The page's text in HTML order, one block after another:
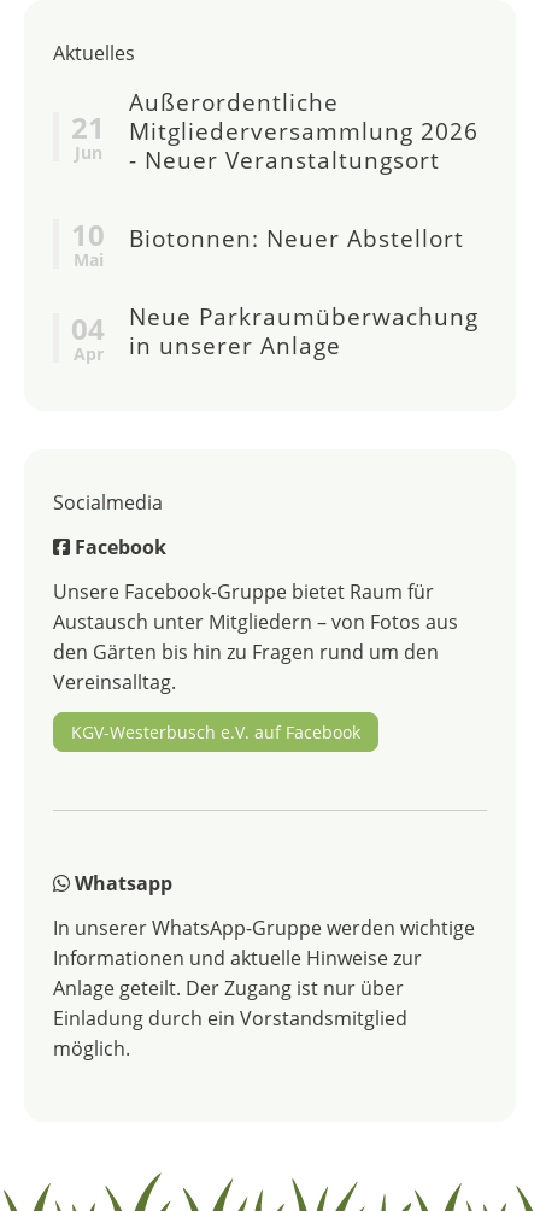
Aktuelles
21
Jun
Außerordentliche
Mitgliederversammlung 2026
- Neuer Veranstaltungsort
10
Mai
Biotonnen: Neuer Abstellort
04
Apr
Neue Parkraumüberwachung
in unserer Anlage
Socialmedia
Facebook
Unsere Facebook-Gruppe bietet Raum für
Austausch unter Mitgliedern – von Fotos aus
den Gärten bis hin zu Fragen rund um den
Vereinsalltag.
KGV-Westerbusch e.V. auf Facebook
Whatsapp
In unserer WhatsApp-Gruppe werden wichtige
Informationen und aktuelle Hinweise zur
Anlage geteilt. Der Zugang ist nur über
Einladung durch ein Vorstandsmitglied
möglich.